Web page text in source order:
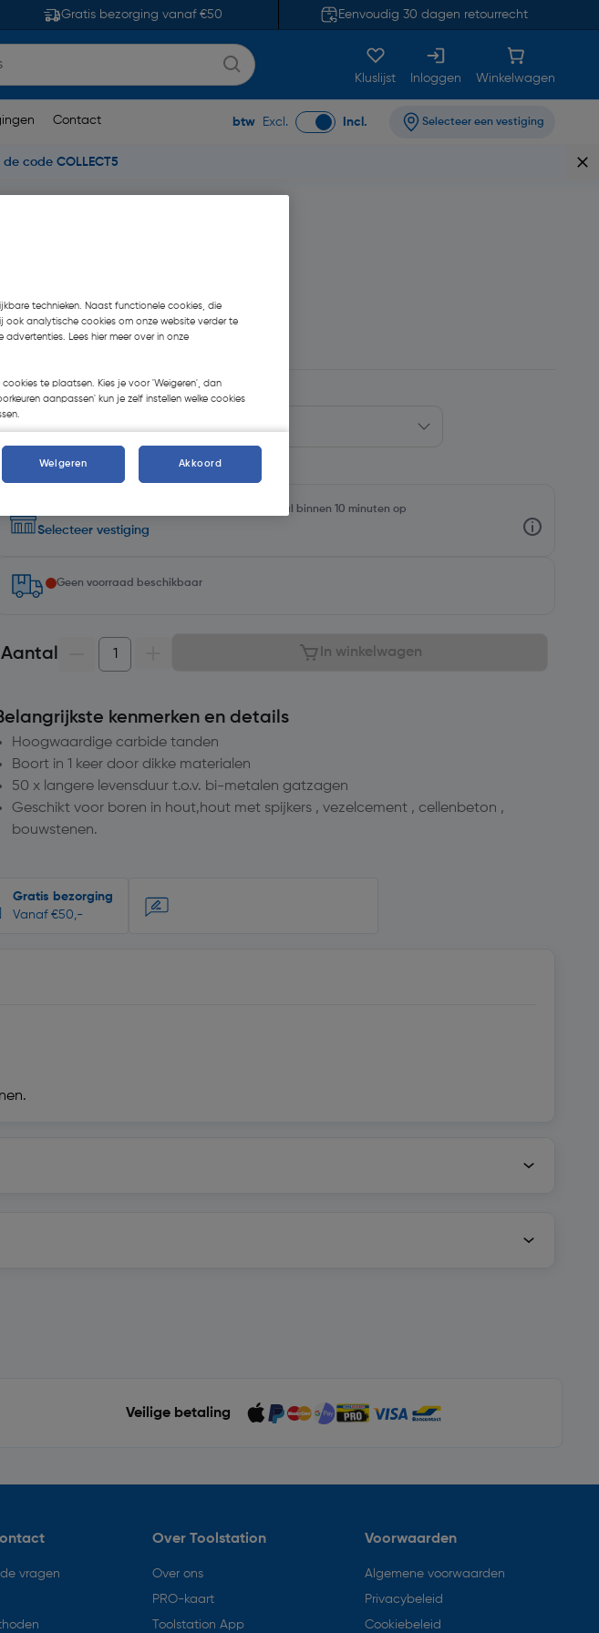
Gratis bezorging vanaf €50 Eenvoudig 30 dagen retourrecht
Kluslijst Inloggen Winkelwagen
Contact btw Excl. Incl. Selecteer een vestiging
code COLLECT5
27,16| Excl. btw € 22,45
productvariant(1)
Selecteer winkel - Bekijk voorraadniveaus en haal binnen 10 minuten op
Selecteer vestiging
Geen voorraad beschikbaar
Aantal In winkelwagen
kenmerken en details
Hoogwaardige carbide tanden
Boort in 1 keer door dikke materialen
50 x langere levensduur t.o.v. bi-metalen gatzagen
Geschikt voor boren in hout,hout met spijkers , vezelcement , cellenbeton ,
bouwstenen.
Gratis bezorging
Vanaf €50,-
Veilige betaling
vragen
Over Toolstation
Over ons
PRO-kaart
Toolstation App
Voorwaarden
Algemene voorwaarden
Privacybeleid
Cookiebeleid
technieken. Naast functionele cookies, die
analytische cookies om onze website verder te
Lees hier meer over in onze
te plaatsen. Kies je voor 'Weigeren', dan
aanpassen' kun je zelf instellen welke cookies
Weigeren Akkoord